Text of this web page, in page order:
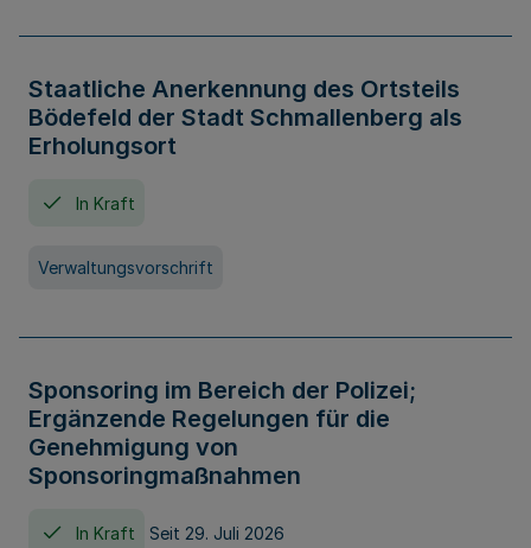
Staatliche Anerkennung des Ortsteils
Bödefeld der Stadt Schmallenberg als
Erholungsort
In Kraft
Verwaltungsvorschrift
Sponsoring im Bereich der Polizei;
Ergänzende Regelungen für die
Genehmigung von
Sponsoringmaßnahmen
In Kraft Seit 29. Juli 2026